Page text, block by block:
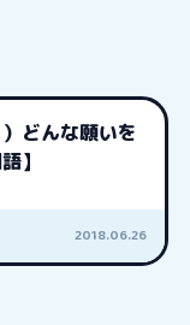
どんな願いを
】
2018.06.26